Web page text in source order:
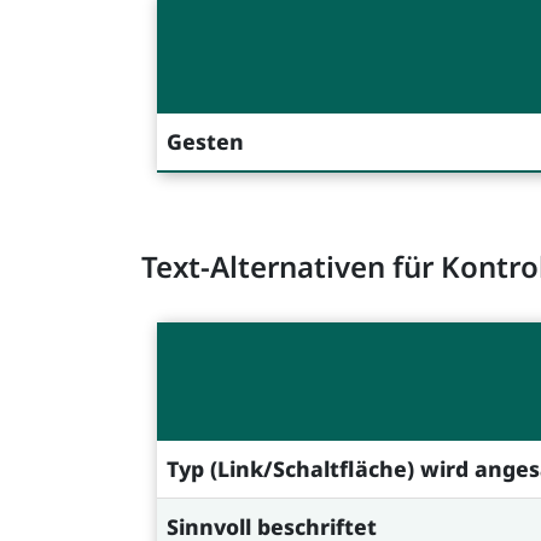
Gesten
Text-Alternativen für
Typ (Link/Schaltfläche) wird
Sinnvoll beschriftet